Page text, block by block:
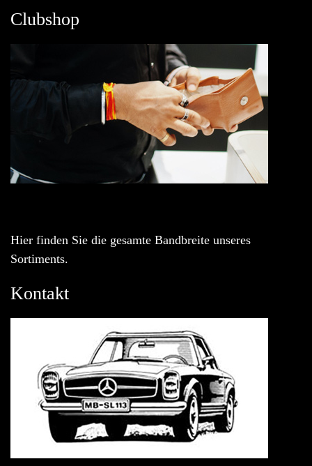
Clubshop
Hier finden Sie die gesamte Bandbreite unseres
Sortiments.
Kontakt